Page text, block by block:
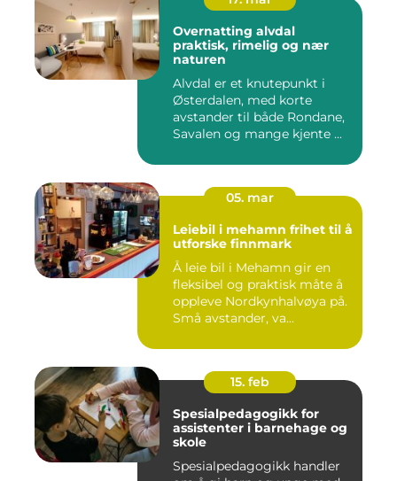
Overnatting alvdal
praktisk, rimelig og nær
naturen
Alvdal er et knutepunkt i
Østerdalen, med korte
avstander til både Rondane,
Savalen og mange kjente ...
05. mar
Leiebil i mehamn frihet til å
utforske finnmark
Å leie bil i Mehamn gir en
fleksibel og praktisk måte å
oppleve Nordkynhalvøya på.
Små avstander, va...
15. feb
Spesialpedagogikk for
assistenter i barnehage og
skole
Spesialpedagogikk handler